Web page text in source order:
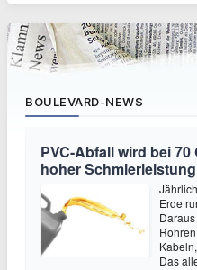
BOULEVARD-NEWS
PVC-Abfall wird bei
hoher Schmierleistung
Erde
Das